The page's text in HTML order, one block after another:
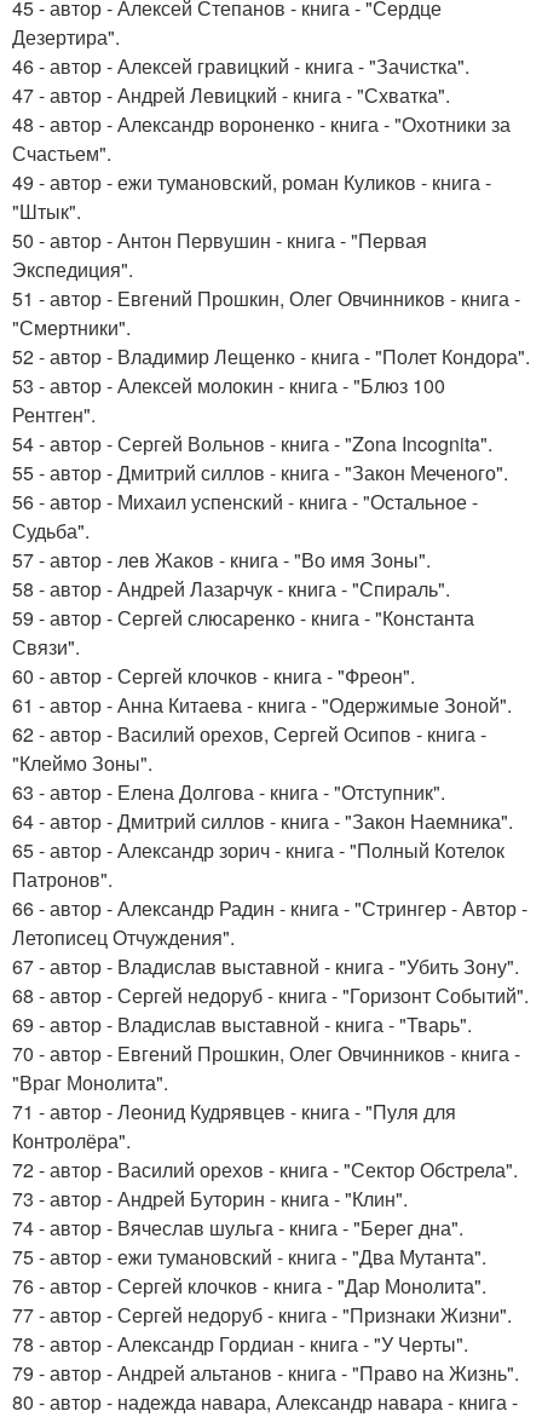
45 - автор - Алексей Степанов - книга - "Сердце
Дезертира".
46 - автор - Алексей гравицкий - книга - "Зачистка".
47 - автор - Андрей Левицкий - книга - "Схватка".
48 - автор - Александр вороненко - книга - "Охотники за
Счастьем".
49 - автор - ежи тумановский, роман Куликов - книга -
"Штык".
50 - автор - Антон Первушин - книга - "Первая
Экспедиция".
51 - автор - Евгений Прошкин, Олег Овчинников - книга -
"Смертники".
52 - автор - Владимир Лещенко - книга - "Полет Кондора".
53 - автор - Алексей молокин - книга - "Блюз 100
Рентген".
54 - автор - Сергей Вольнов - книга - "Zona Incognita".
55 - автор - Дмитрий силлов - книга - "Закон Меченого".
56 - автор - Михаил успенский - книга - "Остальное -
Судьба".
57 - автор - лев Жаков - книга - "Во имя Зоны".
58 - автор - Андрей Лазарчук - книга - "Спираль".
59 - автор - Сергей слюсаренко - книга - "Константа
Связи".
60 - автор - Сергей клочков - книга - "Фреон".
61 - автор - Анна Китаева - книга - "Одержимые Зоной".
62 - автор - Василий орехов, Сергей Осипов - книга -
"Клеймо Зоны".
63 - автор - Елена Долгова - книга - "Отступник".
64 - автор - Дмитрий силлов - книга - "Закон Наемника".
65 - автор - Александр зорич - книга - "Полный Котелок
Патронов".
66 - автор - Александр Радин - книга - "Стрингер - Автор -
Летописец Отчуждения".
67 - автор - Владислав выставной - книга - "Убить Зону".
68 - автор - Сергей недоруб - книга - "Горизонт Событий".
69 - автор - Владислав выставной - книга - "Тварь".
70 - автор - Евгений Прошкин, Олег Овчинников - книга -
"Враг Монолита".
71 - автор - Леонид Кудрявцев - книга - "Пуля для
Контролёра".
72 - автор - Василий орехов - книга - "Сектор Обстрела".
73 - автор - Андрей Буторин - книга - "Клин".
74 - автор - Вячеслав шульга - книга - "Берег дна".
75 - автор - ежи тумановский - книга - "Два Мутанта".
76 - автор - Сергей клочков - книга - "Дар Монолита".
77 - автор - Сергей недоруб - книга - "Признаки Жизни".
78 - автор - Александр Гордиан - книга - "У Черты".
79 - автор - Андрей альтанов - книга - "Право на Жизнь".
80 - автор - надежда навара, Александр навара - книга -